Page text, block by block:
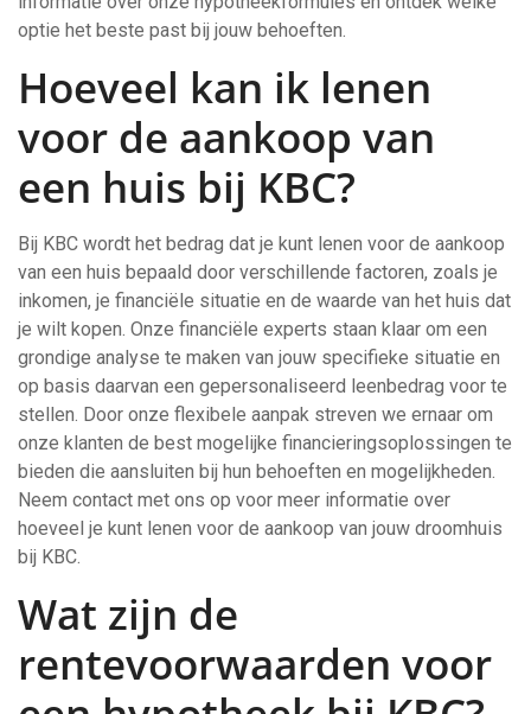
optie het beste past bij jouw behoeften.
Hoeveel kan ik lenen
voor de aankoop van
een huis bij KBC?
Bij KBC wordt het bedrag dat je kunt lenen voor de aankoop
van een huis bepaald door verschillende factoren, zoals je
inkomen, je financiële situatie en de waarde van het huis dat
je wilt kopen. Onze financiële experts staan klaar om een
grondige analyse te maken van jouw specifieke situatie en
op basis daarvan een gepersonaliseerd leenbedrag voor te
stellen. Door onze flexibele aanpak streven we ernaar om
onze klanten de best mogelijke financieringsoplossingen te
bieden die aansluiten bij hun behoeften en mogelijkheden.
Neem contact met ons op voor meer informatie over
hoeveel je kunt lenen voor de aankoop van jouw droomhuis
bij KBC.
Wat zijn de
rentevoorwaarden voor